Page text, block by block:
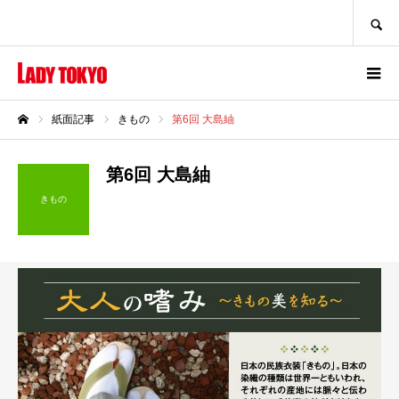
紙面記事 きもの 第6回 大島紬
きもの
第6回 大島紬